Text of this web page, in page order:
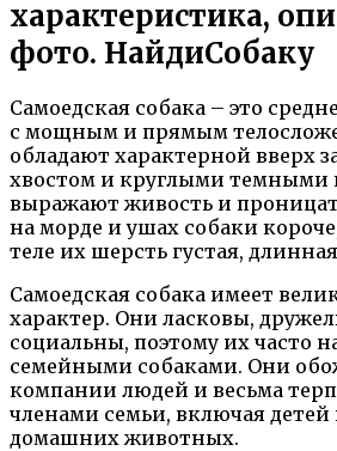
характеристика,
фото. НайдиСобаку
Самоедская собака – это
с мощным и прямым
обладают характерной вверх
хвостом и круглыми темными
выражают живость и
на морде и ушах собаки
теле их шерсть густая,
Самоедская собака имеет
характер. Они ласковы,
социальны, поэтому их часто
семейными собаками. Они
компании людей и весьма
членами семьи, включая детей
домашних животных.